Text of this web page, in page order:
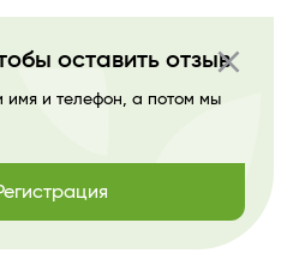
close
оставить отзыв
имя и телефон, а потом мы